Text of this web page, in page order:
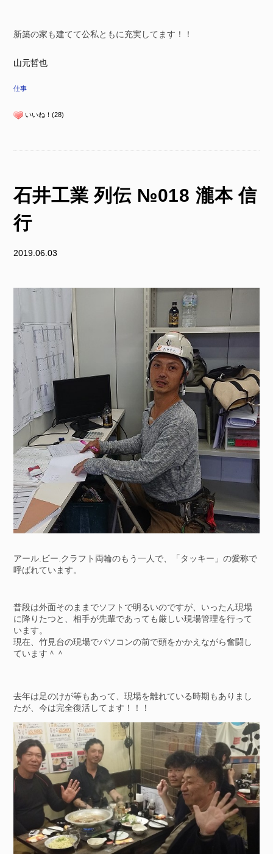
新築の家も建てて公私ともに充実してます！！
山元哲也
仕事
いいね！(28)
石井工業 列伝 №018 瀧本 信
行
2019.06.03
アール.ビー.クラフト両輪のもう一人で、「タッキー」の愛称で
呼ばれています。
普段は外面そのままでソフトで明るいのですが、いったん現場
に降りたつと、相手が先輩であっても厳しい現場管理を行って
います。
現在、竹見台の現場でパソコンの前で頭をかかえながら奮闘し
ています＾＾
去年は足のけが等もあって、現場を離れている時期もありまし
たが、今は完全復活してます！！！